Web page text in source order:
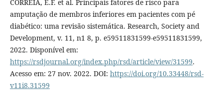
CORREIA, E.F. et al. Principais fatores de risco para
amputação de membros inferiores em pacientes com pé
diabético: uma revisão sistemática. Research, Society and
Development, v. 11, n1 8, p. e59511831599-e59511831599,
2022. Disponível em:
https://rsdjournal.org/index.php/rsd/article/view/31599.
Acesso em: 27 nov. 2022. DOI: https://doi.org/10.33448/rsd-
v11i8.31599